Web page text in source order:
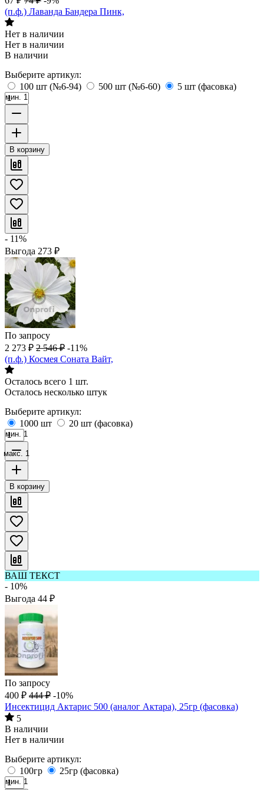
(п.ф.) Лаванда Бандера Пинк,
Нет в наличии
Нет в наличии
В наличии
Выберите артикул:
100 шт (№6-94)
500 шт (№6-60) 5 шт (фасовка)
мин. 1
В корзину
- 11%
Выгода 273 ₽
По запросу
2 273 ₽ 2 546 ₽ -11%
(п.ф.) Космея Соната Вайт,
Осталось всего 1 шт.
Осталось несколько штук
Выберите артикул:
1000 шт
20 шт (фасовка)
мин. 1
макс. 1
В корзину
ВАШ ТЕКСТ
- 10%
Выгода 44 ₽
По запросу
400 ₽ 444 ₽ -10%
Инсектицид Актарис 500 (аналог Актара), 25гр (фасовка)
5
В наличии
Нет в наличии
Выберите артикул:
100гр
25гр (фасовка)
мин. 1